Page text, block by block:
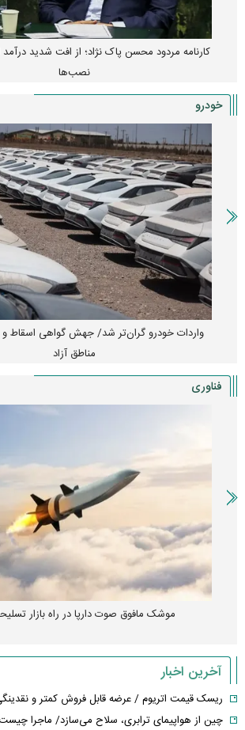
کارنامه مردود محسن پاک‌ نژاد؛ از افت شدید درآمد
نصب‌ها
خودرو
واردات خودرو گران‌تر شد/ جهش گواهی اسقاط
مناطق آزاد
فناوری
موشک مافوق صوت دارپا در راه بازار
آخرین اخبار
ریسک قیمت اتریوم / عرضه قابل فروش کمتر و
چین از هواپیمای ترابری، سلاح می‌سازد/ ماجرا